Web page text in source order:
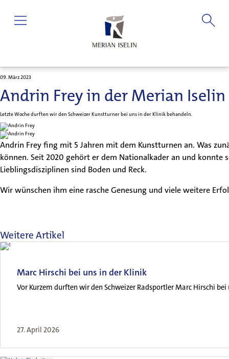
Ärztinnen & Ärzte
09. März 2023
Andrin Frey in der Merian
Letzte Woche durften wir den Schweizer Kunstturner bei uns in der Klinik behandeln.
Andrin Frey fing mit 5 Jahren mit dem Kunstturnen an. Was
können. Seit 2020 gehört er dem Nationalkader an und konnte
Lieblingsdisziplinen sind Boden und Reck.
Wir wünschen ihm eine rasche Genesung und viele weitere
Weitere Artikel
Marc Hirschi bei uns in der Klinik
Vor Kurzem durften wir den Schweizer Radsportler Marc Hirschi bei
27. April 2026